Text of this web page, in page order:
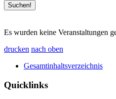
Es wurden keine Veranstaltungen
drucken nach oben
Gesamtinhaltsverzeichnis
Quicklinks